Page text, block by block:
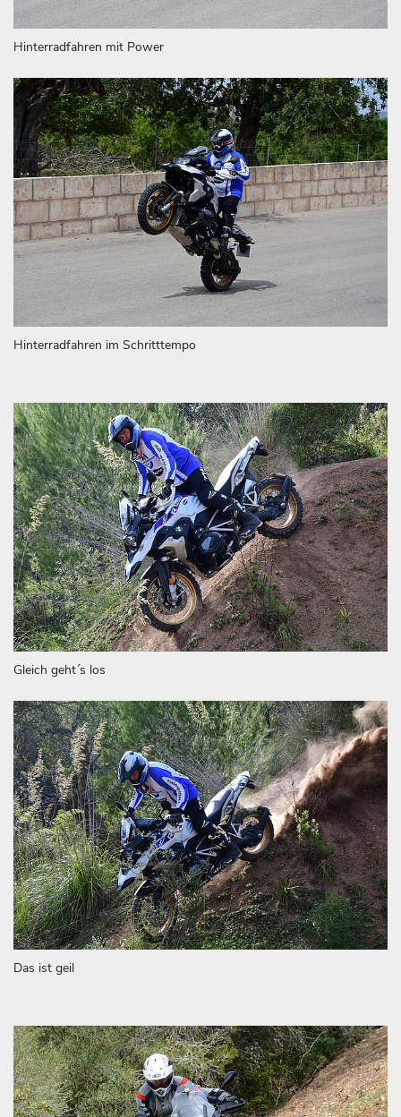
Hinterradfahren mit Power
Hinterradfahren im Schritttempo
Gleich geht´s los
Das ist geil